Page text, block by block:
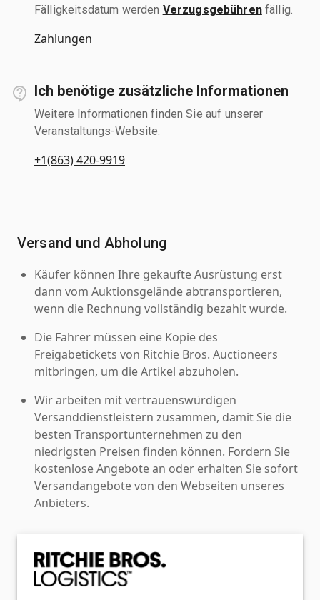
Fälligkeitsdatum werden Verzugsgebührenfällig.
Zahlungen
Ich benötige zusätzliche Informationen
Weitere Informationen finden Sie auf unserer
Veranstaltungs-Website.
+1(863) 420-9919
Versand und Abholung
Käufer können Ihre gekaufte Ausrüstung erst
dann vom Auktionsgelände abtransportieren,
wenn die Rechnung vollständig bezahlt wurde.
Die Fahrer müssen eine Kopie des
Freigabetickets von Ritchie Bros. Auctioneers
mitbringen, um die Artikel abzuholen.
Wir arbeiten mit vertrauenswürdigen
Versanddienstleistern zusammen, damit Sie die
besten Transportunternehmen zu den
niedrigsten Preisen finden können. Fordern Sie
kostenlose Angebote an oder erhalten Sie sofort
Versandangebote von den Webseiten unseres
Anbieters.